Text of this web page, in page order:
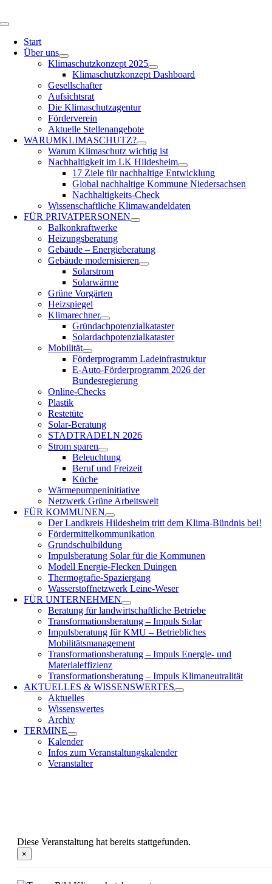
Inhalt
Toggle
Navigation
Start
Über uns
Klimaschutzkonzept 2025
Klimaschutzkonzept Dashboard
Gesellschafter
Aufsichtsrat
Die Klimaschutzagentur
Förderverein
Aktuelle Stellenangebote
WARUMKLIMASCHUTZ?
Warum Klimaschutz wichtig ist
Nachhaltigkeit im LK Hildesheim
17 Ziele für nachhaltige Entwicklung
Global nachhaltige Kommune Niedersachsen
Nachhaltigkeits-Check
Wissenschaftliche Klimawandeldaten
FÜRPRIVATPERSONEN
Balkonkraftwerke
Heizungsberatung
Gebäude – Energieberatung
Gebäude modernisieren
Solarstrom
Solarwärme
Grüne Vorgärten
Heizspiegel
Klimarechner
Gründachpotenzialkataster
Solardachpotenzialkataster
Mobilität
Förderprogramm Ladeinfrastruktur
E-Auto-Förderprogramm 2026 der
Bundesregierung
Online-Checks
Plastik
Restetüte
Solar-Beratung
STADTRADELN 2026
Strom sparen
Beleuchtung
Beruf und Freizeit
Küche
Wärmepumpeninitiative
Netzwerk Grüne Arbeitswelt
FÜRKOMMUNEN
Der Landkreis Hildesheim tritt dem Klima-Bündnis bei!
Fördermittelkommunikation
Grundschulbildung
Impulsberatung Solar für die Kommunen
Modell Energie-Flecken Duingen
Thermografie-Spaziergang
Wasserstoffnetzwerk Leine-Weser
FÜRUNTERNEHMEN
Beratung für landwirtschaftliche Betriebe
Transformationsberatung – Impuls Solar
Impulsberatung für KMU – Betriebliches
Mobilitätsmanagement
Transformationsberatung – Impuls Energie- und
Materialeffizienz
Transformationsberatung – Impuls Klimaneutralität
AKTUELLES &WISSENSWERTES
Aktuelles
Wissenswertes
Archiv
TERMINE
Kalender
Infos zum Veranstaltungskalender
Veranstalter
Diese Veranstaltung hat bereits stattgefunden.
×